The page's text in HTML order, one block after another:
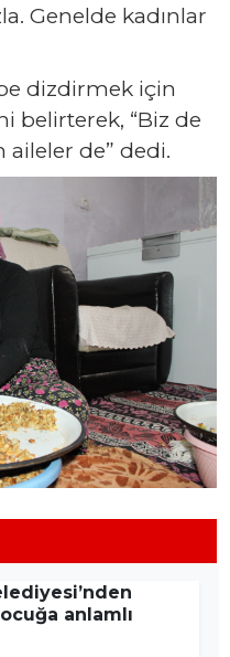
Genelde kadınlar
dizdirmek için
belirterek, “Biz de
de” dedi.
anlamlı